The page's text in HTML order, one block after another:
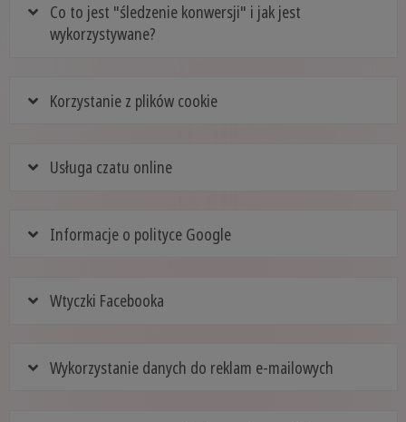
Co to jest "śledzenie konwersji" i jak jest
wykorzystywane?
Korzystanie z plików cookie
Usługa czatu online
Informacje o polityce Google
Wtyczki Facebooka
Wykorzystanie danych do reklam e-mailowych